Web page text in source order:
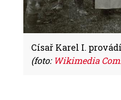
Císař Karel I.
(foto: Wikimedia